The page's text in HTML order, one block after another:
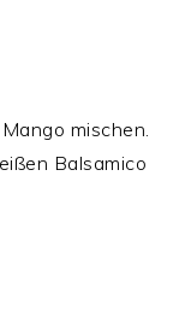
mischen.
Balsamico